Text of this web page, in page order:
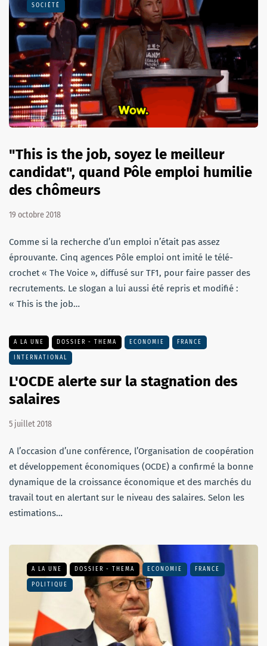
SOCIÉTÉ
"This is the job, soyez le meilleur
candidat", quand Pôle emploi humilie
des chômeurs
19 octobre 2018
Comme si la recherche d’un emploi n’était pas assez
éprouvante. Cinq agences Pôle emploi ont imité le télé-
crochet « The Voice », diffusé sur TF1, pour faire passer des
recrutements. Le slogan a lui aussi été repris et modifié :
« This is the job…
A LA UNE DOSSIER - THEMA ECONOMIE FRANCE
INTERNATIONAL
L'OCDE alerte sur la stagnation des
salaires
5 juillet 2018
A l’occasion d’une conférence, l’Organisation de coopération
et développement économiques (OCDE) a confirmé la bonne
dynamique de la croissance économique et des marchés du
travail tout en alertant sur le niveau des salaires. Selon les
estimations…
A LA UNE DOSSIER - THEMA ECONOMIE FRANCE
POLITIQUE